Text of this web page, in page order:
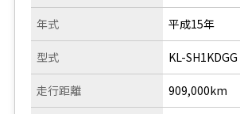
年式
型式
走行距離
平成15年
KL-SH1KDGG
909,000km